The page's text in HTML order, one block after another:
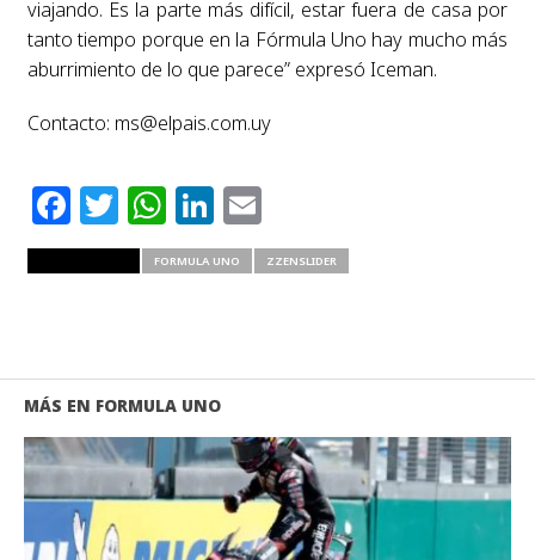
viajando. Es la parte más difícil, estar fuera de casa por
tanto tiempo porque en la Fórmula Uno hay mucho más
aburrimiento de lo que parece” expresó Iceman.
Contacto: ms@elpais.com.uy
Facebook
Twitter
WhatsApp
LinkedIn
Email
FORMULA UNO ZZENSLIDER
MÁS EN FORMULA UNO